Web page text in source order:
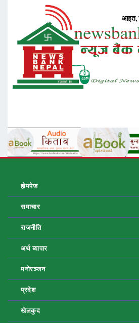
होमपेज
समाचार
राजनीति
अर्थ ब्यापार
मनोरञ्जन
प्रदेश
खेलकुद